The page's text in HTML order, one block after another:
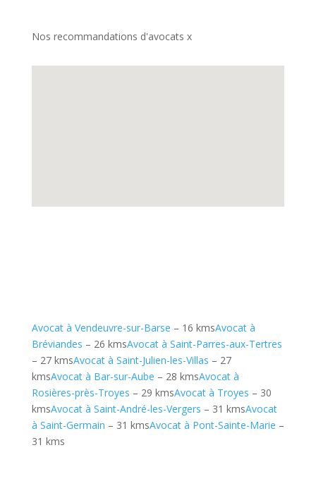
Nos recommandations d'avocats x
Avocat à Vendeuvre-sur-Barse – 16 kmsAvocat à
Bréviandes – 26 kmsAvocat à Saint-Parres-aux-Tertres
– 27 kmsAvocat à Saint-Julien-les-Villas – 27
kmsAvocat à Bar-sur-Aube – 28 kmsAvocat à
Rosières-près-Troyes – 29 kmsAvocat à Troyes – 30
kmsAvocat à Saint-André-les-Vergers – 31 kmsAvocat
à Saint-Germain – 31 kmsAvocat à Pont-Sainte-Marie –
31 kms